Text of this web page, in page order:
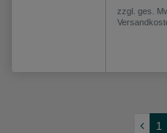
zzgl. ges.
1